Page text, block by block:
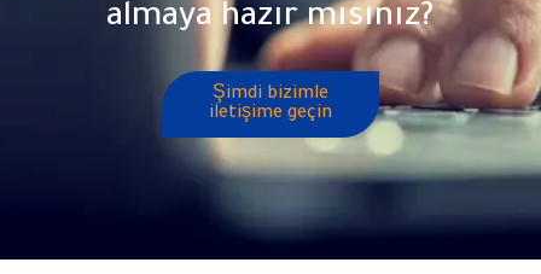
almaya hazır mısınız?
Şimdi bizimle
iletişime geçin